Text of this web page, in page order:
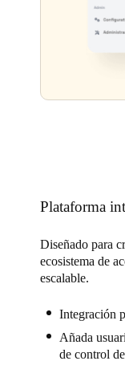
Plataforma
Diseñado para
ecosistema de
escalable.
Integración
Añada
de control